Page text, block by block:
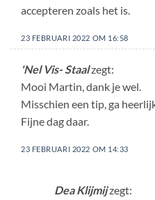
accepteren zoals het is.
23 FEBRUARI 2022 OM 16:58
'Nel Vis- Staalzegt:
Mooi Martin, dank je wel.
Misschien een tip, ga
Fijne dag daar.
23 FEBRUARI 2022 OM 14:33
Dea Klijmijzegt: